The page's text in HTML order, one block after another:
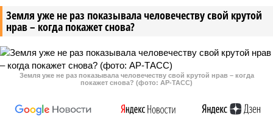
Земля уже не раз показывала человечеству свой крутой
нрав – когда покажет снова?
Земля уже не раз показывала человечеству свой крутой нрав – когда
покажет снова? (фото: АР-ТАСС)